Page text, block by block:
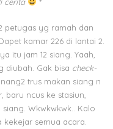
petugas yg ramah dan
kamar 226 di lantai 2.
itu jam 12 siang. Yaah,
Gak bisa check-
trus makan siang n
baru ncus ke stasiun,
Wkwkwkwk.. Kalo
semua acara.